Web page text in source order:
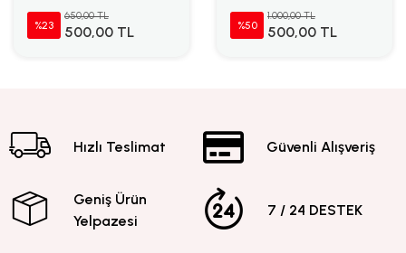
%23
650,00 TL
500,00 TL %50
1.000,00 TL
500,00 TL
Hızlı Teslimat Güvenli Alışveriş
Geniş Ürün
Yelpazesi
7 / 24 DESTEK